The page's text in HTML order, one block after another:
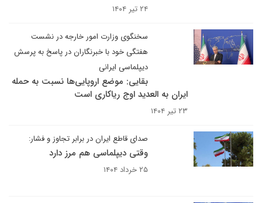
۲۴ تیر ۱۴۰۴
سخنگوی وزارت امور خارجه در نشست
هفتگی خود با خبرنگاران در پاسخ به پرسش
دیپلماسی ایرانی
بقایی: موضع اروپایی‌ها نسبت به حمله
ایران به العدید اوج ریاکاری است
۲۳ تیر ۱۴۰۴
صدای قاطع ایران در برابر تجاوز و فشار:
وقتی دیپلماسی هم مرز دارد
۲۵ خرداد ۱۴۰۴